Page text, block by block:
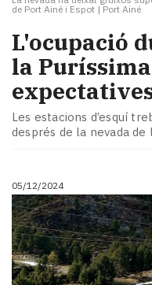
de Port Ainé i Espot | Port Ainé
L'ocupació
la
Les estacions d’esquí
després de la nevada
05/12/2024